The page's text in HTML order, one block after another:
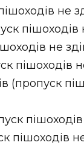
не
пішоходів
не
пішоходів
(пропуск
пішоходів